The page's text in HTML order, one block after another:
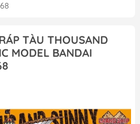
TÀU THOUSAND
MODEL BANDAI